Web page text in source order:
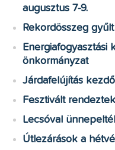
augusztus 7-9.
Rekordösszeg
Energiafogyasztási
önkormányzat
Járdafelújítás
Fesztivált
Lecsóval
Útlezárások a